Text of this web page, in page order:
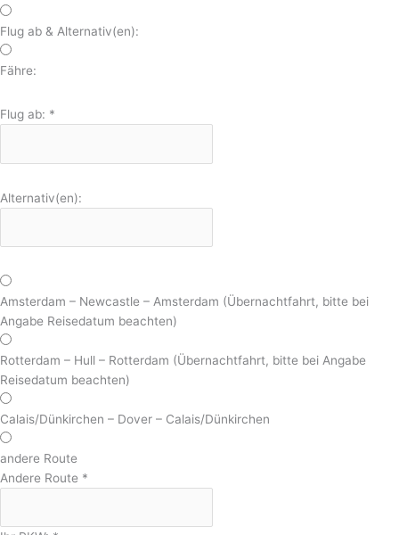
Flug ab & Alternativ(en):
Fähre:
Flug ab: *
Alternativ(en):
Amsterdam – Newcastle – Amsterdam (Übernachtfahrt, bitte bei
Angabe Reisedatum beachten)
Rotterdam – Hull – Rotterdam (Übernachtfahrt, bitte bei Angabe
Reisedatum beachten)
Calais/Dünkirchen – Dover – Calais/Dünkirchen
andere Route
Andere Route *